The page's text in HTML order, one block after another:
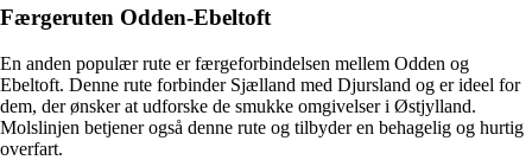
Færgeruten Odden-Ebeltoft
En anden populær rute er færgeforbindelsen mellem Odden og
Ebeltoft. Denne rute forbinder Sjælland med Djursland og er ideel for
dem, der ønsker at udforske de smukke omgivelser i Østjylland.
Molslinjen betjener også denne rute og tilbyder en behagelig og hurtig
overfart.